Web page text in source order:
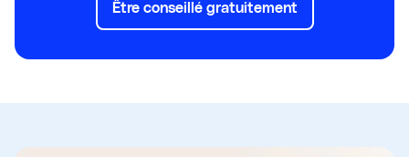
Être conseillé gratuitement